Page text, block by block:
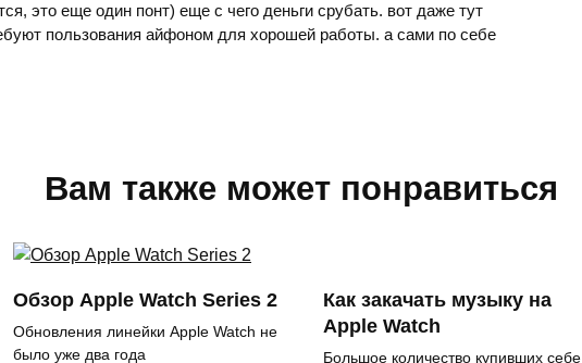
это еще один понт) еще с чего деньги срубать. вот даже тут
пользования айфоном для хорошей работы. а сами по себе
Вам также может понравиться
Обзор Apple Watch Series 2
Обновления линейки Apple Watch не
было уже два года
Как закачать музыку на
Apple Watch
Большое количество купивших себе